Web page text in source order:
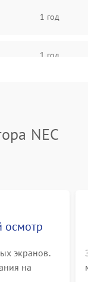
1 год
1 год
NEC
осмотр
экранов.
на